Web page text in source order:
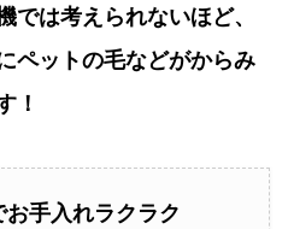
は考えられないほど、
ペットの毛などがからみ
！
手入れラクラク